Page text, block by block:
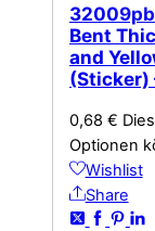
Bent
and
(Sticker)
0,68 €
Optionen
Wishlist
Share